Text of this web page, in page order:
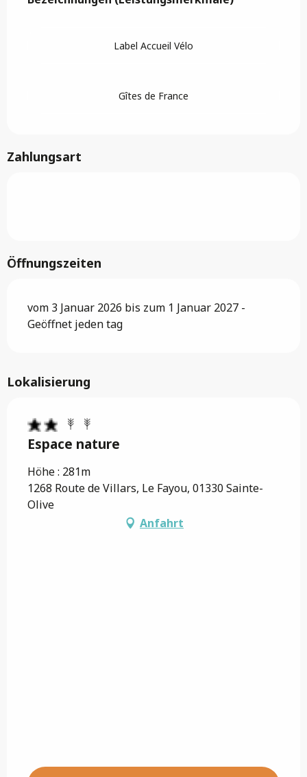
Label Accueil Vélo
Gîtes de France
Zahlungsart
Öffnungszeiten
vom 3 Januar 2026 bis zum 1 Januar 2027 -
Geöffnet jeden tag
Lokalisierung
Espace nature
Höhe : 281m
1268 Route de Villars, Le Fayou, 01330 Sainte-
Olive
Anfahrt